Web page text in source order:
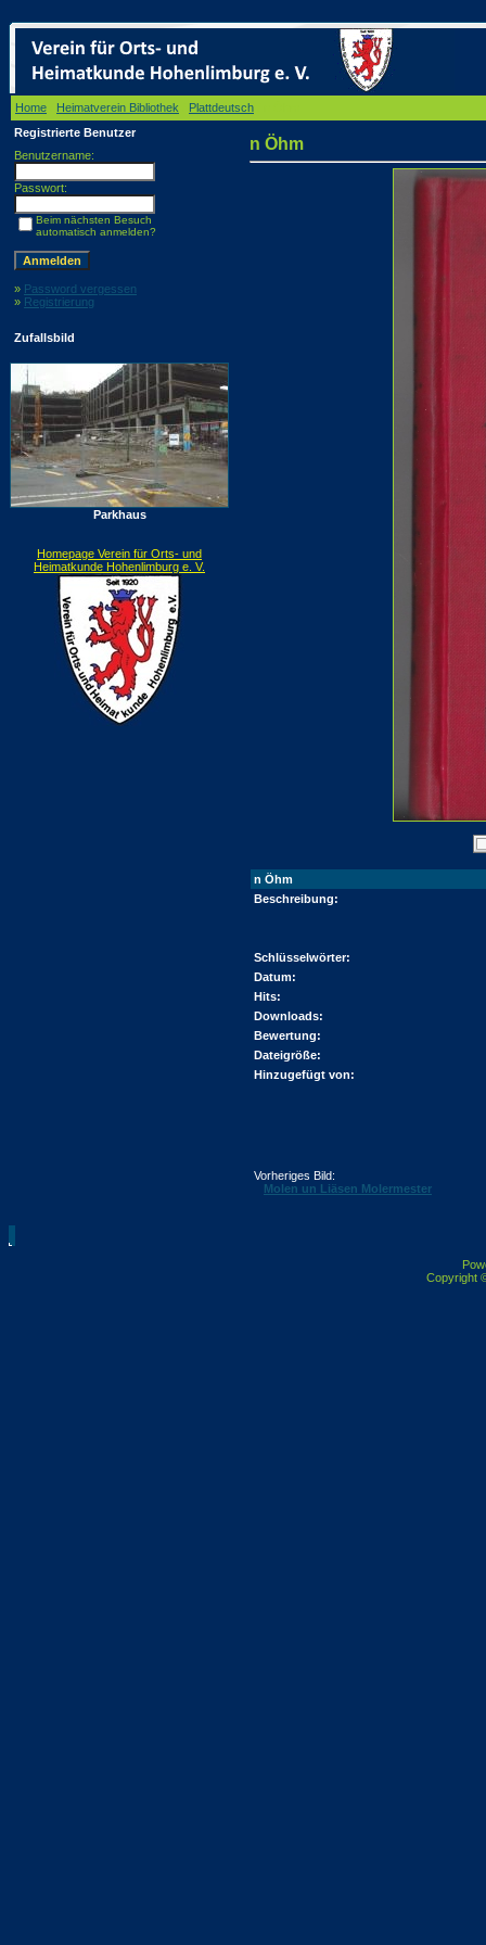
Home Heimatverein Bibliothek Plattdeutsch
Registrierte Benutzer
Benutzername:
Passwort:
Beim nächsten Besuch
automatisch anmelden?
» Password vergessen
» Registrierung
Zufallsbild
Parkhaus
Homepage Verein für Orts- und
Heimatkunde Hohenlimburg e. V.
n Öhm
n Öhm
Beschreibung:
Schlüsselwörter:
Datum:
Hits:
Downloads:
Bewertung:
Dateigröße:
Hinzugefügt von:
Vorheriges Bild:
Molen un Liäsen Molermester
Copyright